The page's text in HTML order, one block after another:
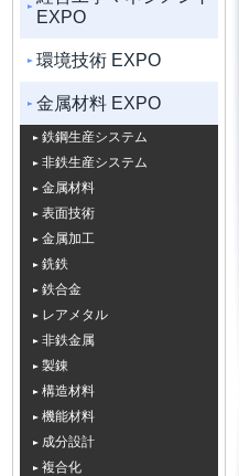
EXPO
環境技術 EXPO
金属材料 EXPO
鉄鋼生産システム
非鉄生産システム
金属材料
表面技術
金属加工
銑鉄
鉄合金
レアメタル
非鉄金属
製錬
構造材料
機能材料
成分設計
複合化